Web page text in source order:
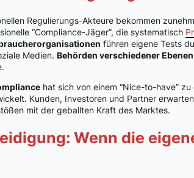
Regulierungs-Akteure bekommen
“Compliance-Jäger”, die systematisch
führen eigene Tests
Medien. Behörden verschiedener Ebenen
hat sich von einem “Nice-to-have” zu
Kunden, Investoren und Partner
mit der geballten Kraft des Marktes.
Wenn die